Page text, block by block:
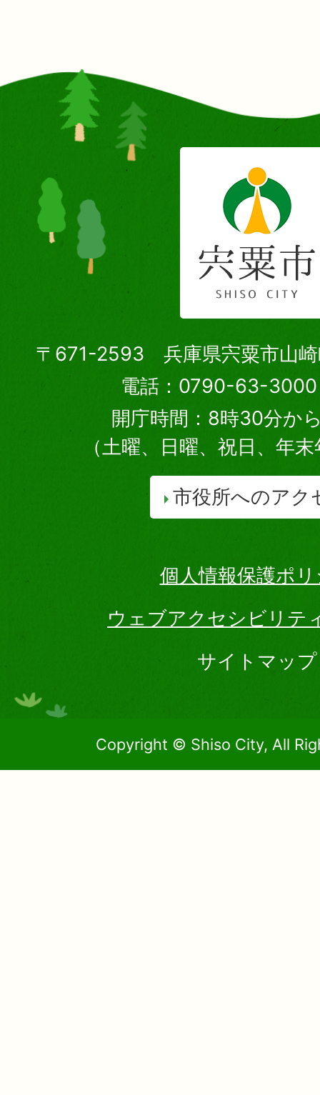
〒671-2593 兵庫県宍粟市山崎
電話：0790-63-3000
開庁時間：8時30分か
（土曜、日曜、祝日、年
市役所へのアク
個人情報保護ポ
ウェブアクセシビリテ
サイトマップ
Copyright © Shiso City, All